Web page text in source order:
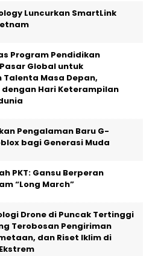
Luncurkan SmartLink
Program Pendidikan
Global untuk
Talenta Masa Depan,
Hari Keterampilan
Pengalaman Baru G-
bagi Generasi Muda
PKT: Gansu Berperan
“Long March”
Drone di Puncak Tertinggi
Terobosan Pengiriman
dan Riset Iklim di